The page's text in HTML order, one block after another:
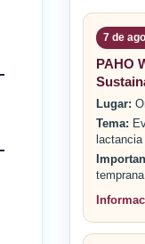
7 de
PAHO
Lugar:
Tema:
lactancia